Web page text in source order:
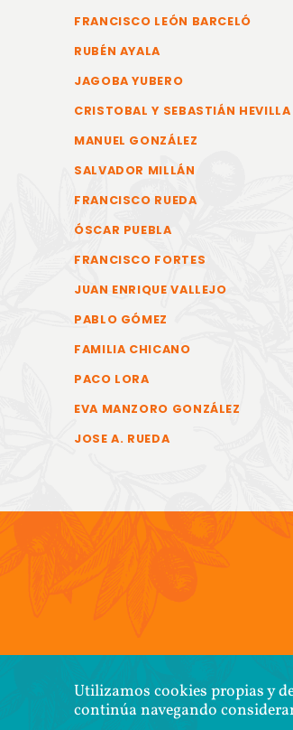
FRANCISCO LEÓN BARCELÓ
RUBÉN AYALA
JAGOBA YUBERO
CRISTOBAL Y SEBASTIÁN HEVILLA
MANUEL GONZÁLEZ
SALVADOR MILLÁN
FRANCISCO RUEDA
ÓSCAR PUEBLA
FRANCISCO FORTES
JUAN ENRIQUE VALLEJO
PABLO GÓMEZ
FAMILIA CHICANO
PACO LORA
EVA MANZORO GONZÁLEZ
JOSE A. RUEDA
Utilizamos cookies propias y
continúa navegando